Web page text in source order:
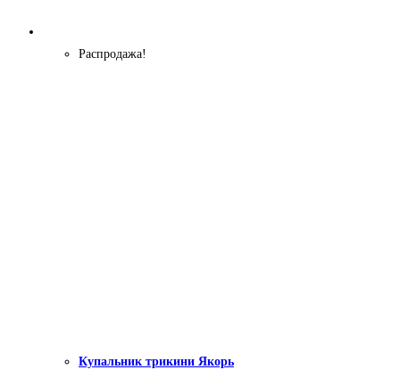
Распродажа!
Купальник трикини Якорь